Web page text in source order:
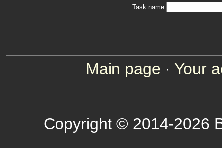
Task name:
Main page · Your
Copyright © 2014-2026